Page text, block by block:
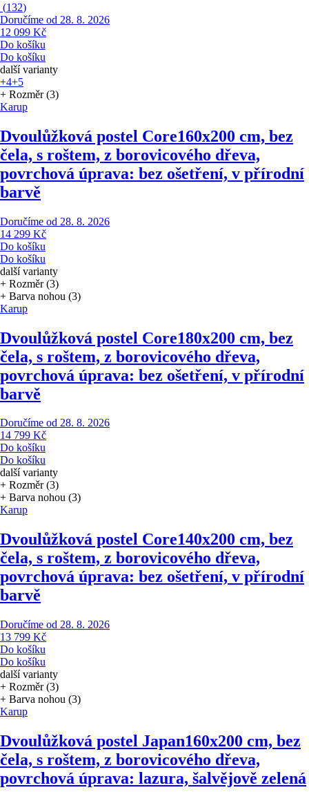
(132)
Doručíme od 28. 8. 2026
12 099 Kč
Do košíku
Do košíku
další varianty
+4+5
+ Rozměr (3)
Karup
Dvoulůžková postel Core160x200 cm, bez
čela, s roštem, z borovicového dřeva,
povrchová úprava: bez ošetření, v přírodní
barvě
Doručíme od 28. 8. 2026
14 299 Kč
Do košíku
Do košíku
další varianty
+ Rozměr (3)
+ Barva nohou (3)
Karup
Dvoulůžková postel Core180x200 cm, bez
čela, s roštem, z borovicového dřeva,
povrchová úprava: bez ošetření, v přírodní
barvě
Doručíme od 28. 8. 2026
14 799 Kč
Do košíku
Do košíku
další varianty
+ Rozměr (3)
+ Barva nohou (3)
Karup
Dvoulůžková postel Core140x200 cm, bez
čela, s roštem, z borovicového dřeva,
povrchová úprava: bez ošetření, v přírodní
barvě
Doručíme od 28. 8. 2026
13 799 Kč
Do košíku
Do košíku
další varianty
+ Rozměr (3)
+ Barva nohou (3)
Karup
Dvoulůžková postel Japan160x200 cm, bez
čela, s roštem, z borovicového dřeva,
povrchová úprava: lazura, šalvějově zelená